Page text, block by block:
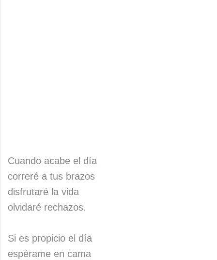
Cuando acabe el día
correré a tus brazos
disfrutaré la vida
olvidaré rechazos.
Si es propicio el día
espérame en cama